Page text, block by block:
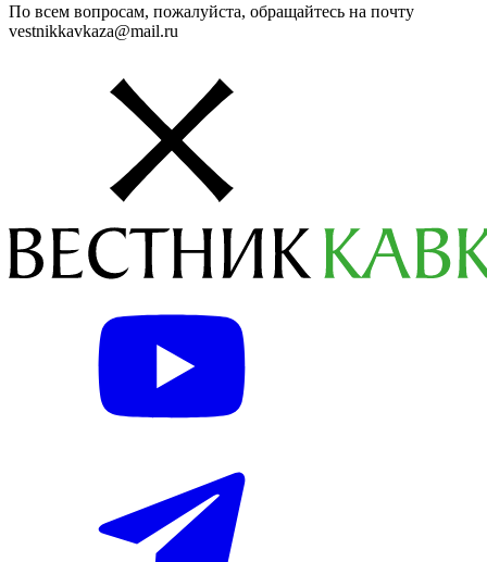
По всем вопросам, пожалуйста, обращайтесь на почту
vestnikkavkaza@mail.ru